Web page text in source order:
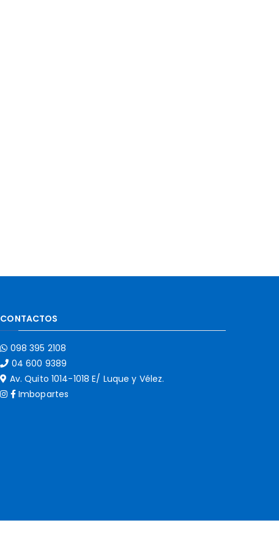
CONTACTOS
098 395 2108
04 600 9389
Av. Quito 1014-1018 E/ Luque y Vélez.
Imbopartes